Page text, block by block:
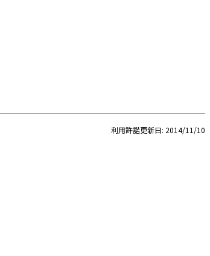
利用許諾更新日: 2014/11/10